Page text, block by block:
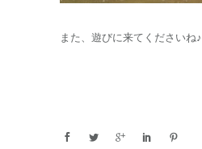
また、遊びに来てくださいね♪